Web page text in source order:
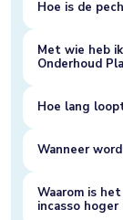
Hoe is de
Met wie heb
Onderhoud
Hoe lang
Wanneer
Waarom is
incasso